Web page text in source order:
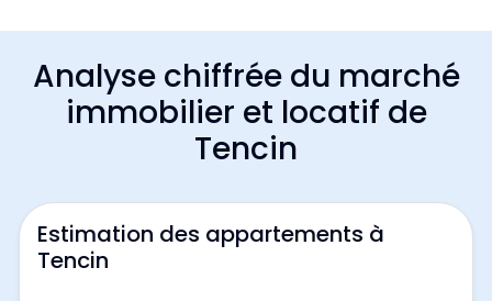
Analyse chiffrée du marché
immobilier et locatif de
Tencin
Estimation des appartements à
Tencin